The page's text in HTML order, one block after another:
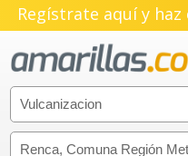
Regístrate aquí y